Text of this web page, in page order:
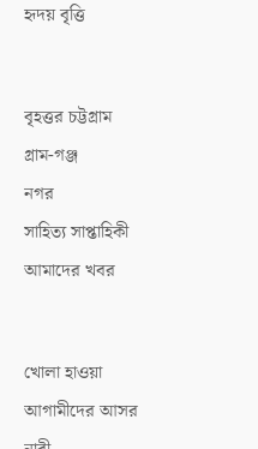
হৃদয় বৃত্তি
বৃহত্তর চট্টগ্রাম
গ্রাম-গঞ্জ
নগর
সাহিত্য সাপ্তাহিকী
আমাদের খবর
খোলা হাওয়া
আগামীদের আসর